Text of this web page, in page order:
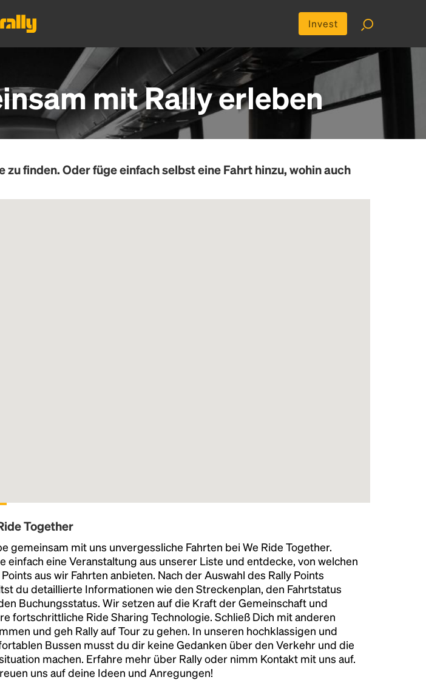
Invest
mit Rally erleben
zu finden. Oder füge einfach selbst eine Fahrt hinzu, wohin auch
Together
gemeinsam mit uns unvergessliche Fahrten bei We Ride Together.
einfach eine Veranstaltung aus unserer Liste und entdecke, von welchen
Points aus wir Fahrten anbieten. Nach der Auswahl des Rally Points
du detaillierte Informationen wie den Streckenplan, den Fahrtstatus
Buchungsstatus. Wir setzen auf die Kraft der Gemeinschaft und
fortschrittliche Ride Sharing Technologie. Schließ Dich mit anderen
und geh Rally auf Tour zu gehen. In unseren hochklassigen und
Bussen musst du dir keine Gedanken über den Verkehr und die
machen. Erfahre mehr über Rally oder nimm Kontakt mit uns auf.
uns auf deine Ideen und Anregungen!
the 1500s, when an
a galley of type and
a type specimen book. It
five centuries, but also
typesetting, remaining
unchanged.